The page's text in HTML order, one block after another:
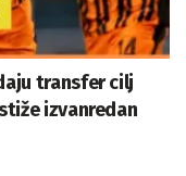
transfer cilj
izvanredan